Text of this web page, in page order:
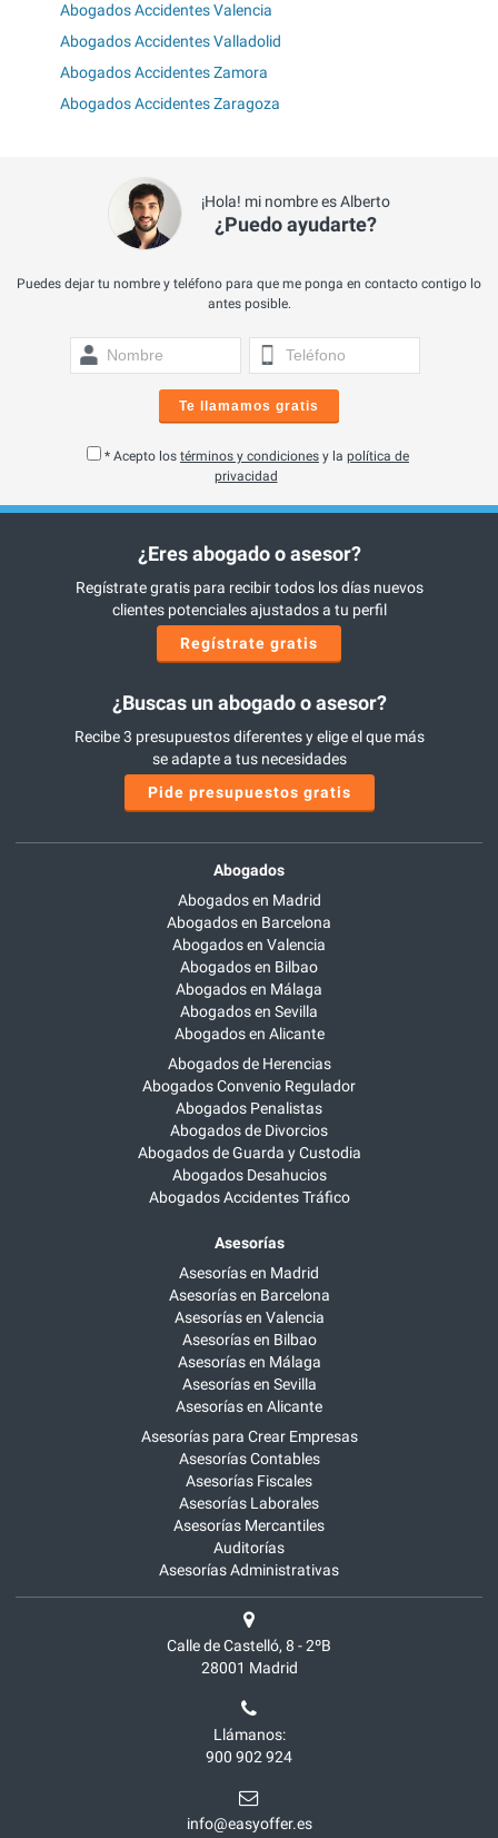
Abogados Accidentes Valencia
Abogados Accidentes Valladolid
Abogados Accidentes Zamora
Abogados Accidentes Zaragoza
¡Hola! mi nombre es Alberto
¿Puedo ayudarte?
Puedes dejar tu nombre y teléfono para que me ponga en contacto contigo lo
antes posible.
Te llamamos gratis
* Acepto los términos y condiciones y la política de
privacidad
¿Eres abogado o asesor?
Regístrate gratis para recibir todos los días nuevos
clientes potenciales ajustados a tu perfil
Regístrate gratis
¿Buscas un abogado o asesor?
Recibe 3 presupuestos diferentes y elige el que más
se adapte a tus necesidades
Pide presupuestos gratis
Abogados
Abogados en Madrid
Abogados en Barcelona
Abogados en Valencia
Abogados en Bilbao
Abogados en Málaga
Abogados en Sevilla
Abogados en Alicante
Abogados de Herencias
Abogados Convenio Regulador
Abogados Penalistas
Abogados de Divorcios
Abogados de Guarda y Custodia
Abogados Desahucios
Abogados Accidentes Tráfico
Asesorías
Asesorías en Madrid
Asesorías en Barcelona
Asesorías en Valencia
Asesorías en Bilbao
Asesorías en Málaga
Asesorías en Sevilla
Asesorías en Alicante
Asesorías para Crear Empresas
Asesorías Contables
Asesorías Fiscales
Asesorías Laborales
Asesorías Mercantiles
Auditorías
Asesorías Administrativas
Calle de Castelló, 8 - 2ºB
28001 Madrid
Llámanos:
900 902 924
info@easyoffer.es